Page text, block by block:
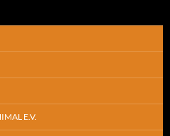
E.V.